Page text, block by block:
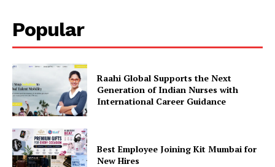
Popular
Raahi Global Supports the Next
Generation of Indian Nurses with
International Career Guidance
Best Employee Joining Kit Mumbai for
New Hires